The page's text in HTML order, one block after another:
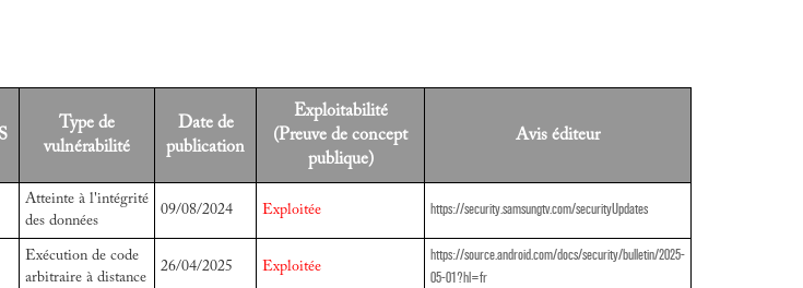
Type de
vulnérabilité
Date de
publication
Exploitabilité
(Preuve de concept
publique)
Avis éditeur
Atteinte à l'intégrité
des données
09/08/2024 Exploitée https://security.samsungtv.com/securityUpdates
Exécution de code
arbitraire à distance
26/04/2025 Exploitée
https://source.android.com/docs/security/bulletin/2025-
05-01?hl=fr